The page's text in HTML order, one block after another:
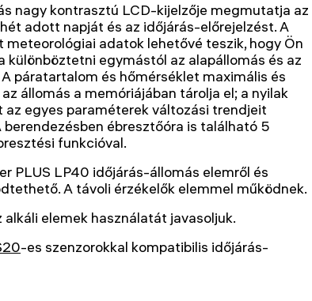
nagy kontrasztú LCD-kijelzője megmutatja az
adott napját és az időjárás-előrejelzést. A
adatok lehetővé teszik, hogy Ön
különböztetni egymástól az alapállomás és az
páratartalom és hőmérséklet maximális és
állomás a memóriájában tárolja el; a nyilak
az egyes paraméterek változási trendjeit
berendezésben ébresztőóra is található 5
funkcióval.
PLUS LP40 időjárás-állomás elemről és
A távoli érzékelők elemmel működnek.
elemek használatát javasoljuk.
-es szenzorokkal kompatibilis időjárás-